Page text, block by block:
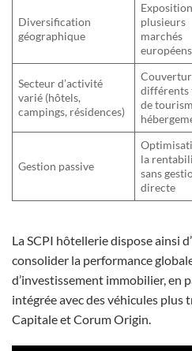
Diversification
géographique
plusieurs
marchés
européens
Secteur d’activité
varié (hôtels,
campings, résidences)
différents
de
Gestion passive
la
sans
directe
La SCPI hôtellerie dispose ainsi
consolider la performance
d’investissement immobilier, en
intégrée avec des véhicules
Capitale et Corum Origin.